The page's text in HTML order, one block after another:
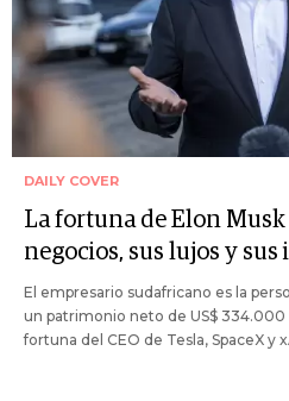
DAILY COVER
La fortuna de Elon
negocios, sus lujos y sus
El empresario sudafricano es la
un patrimonio neto de US$ 334.000
fortuna del CEO de Tesla, SpaceX y